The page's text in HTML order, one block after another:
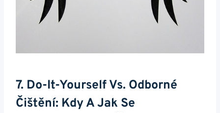
7. Do-It-Yourself Vs. Odborné
Čištění: Kdy A Jak Se